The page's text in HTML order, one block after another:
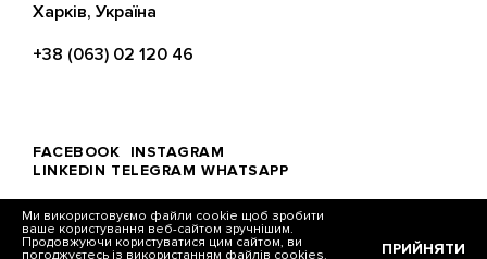
Ми використовуємо файли cookie щоб зробити
ваше користування веб-сайтом зручнішим.
Продовжуючи користуватися цим сайтом, ви
погоджуєтесь із використанням файлів cookies.
ПРИЙНЯТИ
Харків, Україна
+38 (063) 02 120 46
FACEBOOK
INSTAGRAM
LINKEDIN TELEGRAM WHATSAPP